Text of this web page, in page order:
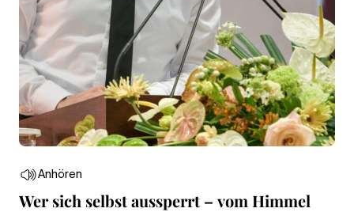
Anhören
Wer sich selbst aussperrt – vom Himmel